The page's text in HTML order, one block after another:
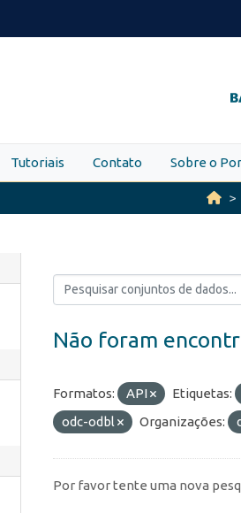
Tutoriais Contato Sobre o
Não foram
Formatos: API Etiquetas:
odc-odbl
Organizações:
Por favor tente uma nova